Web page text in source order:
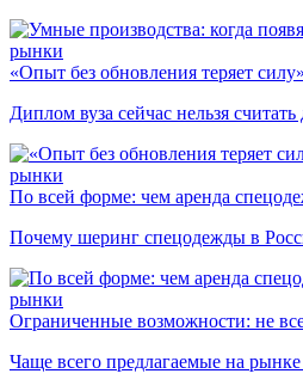
рынки
«Опыт без обновления теряет
Диплом вуза сейчас нельзя
рынки
По всей форме: чем аренда
Почему шеринг спецодежды в
рынки
Ограниченные возможности: не
Чаще всего предлагаемые на